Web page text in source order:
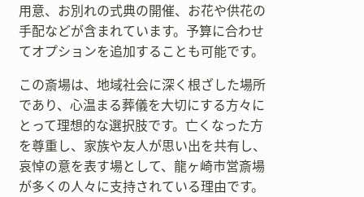
用意、お別れの式典の開催、お花や供花の
手配などが含まれています。予算に合わせ
てオプションを追加することも可能です。
この斎場は、地域社会に深く根ざした場所
であり、心温まる葬儀を大切にする方々に
とって理想的な選択肢です。亡くなった方
を尊重し、家族や友人が思い出を共有し、
哀悼の意を表す場として、龍ヶ崎市営斎場
が多くの人々に支持されている理由です。